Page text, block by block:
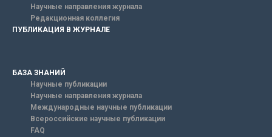
Научные направления журнала
Редакционная коллегия
ПУБЛИКАЦИЯ В ЖУРНАЛЕ
БАЗА ЗНАНИЙ
Научные публикации
Научные направления журнала
Международные научные публикации
Всероссийские научные публикации
FAQ